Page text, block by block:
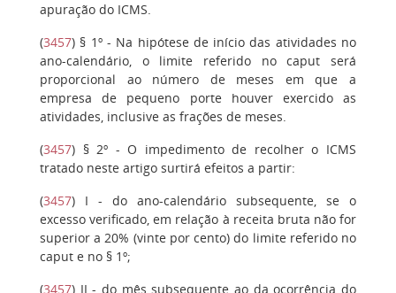
apuração do ICMS.
(3457) § 1º - Na hipótese de início das atividades no
ano-calendário, o limite referido no caput será
proporcional ao número de meses em que a
empresa de pequeno porte houver exercido as
atividades, inclusive as frações de meses.
(3457) § 2º - O impedimento de recolher o ICMS
tratado neste artigo surtirá efeitos a partir:
(3457) I - do ano-calendário subsequente, se o
excesso verificado, em relação à receita bruta não for
superior a 20% (vinte por cento) do limite referido no
caput e no § 1º;
(3457) II- do mês subsequente ao da ocorrência do